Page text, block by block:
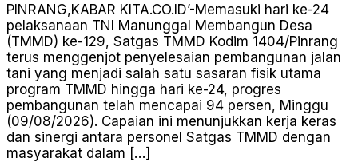
PINRANG,KABAR KITA.CO.ID’-Memasuki hari ke-24
pelaksanaan TNI Manunggal Membangun Desa
(TMMD) ke-129, Satgas TMMD Kodim 1404/Pinrang
terus menggenjot penyelesaian pembangunan jalan
tani yang menjadi salah satu sasaran fisik utama
program TMMD hingga hari ke-24, progres
pembangunan telah mencapai 94 persen, Minggu
(09/08/2026). Capaian ini menunjukkan kerja keras
dan sinergi antara personel Satgas TMMD dengan
masyarakat dalam […]